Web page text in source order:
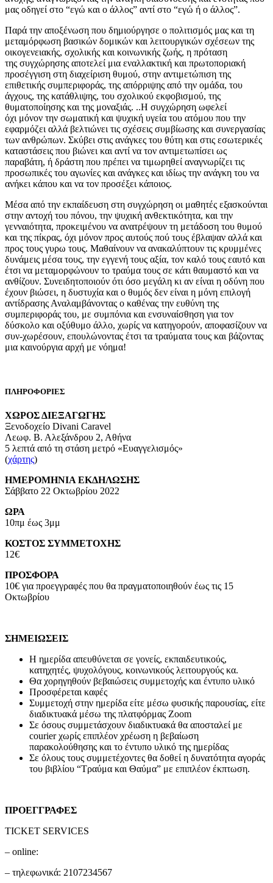
μας οδηγεί στο “εγώ και ο άλλος” αντί στο “εγώ ή ο άλλος”.
Παρά την αποξένωση που δημιούργησε ο πολιτισμός μας και τη
μεταμόρφωση βασικών δομικών και λειτουργικών σχέσεων της
οικογενειακής, σχολικής και κοινωνικής ζωής, η πρόταση
της συγχώρησης αποτελεί μια εναλλακτική και πρωτοποριακή
προσέγγιση στη διαχείριση θυμού, στην αντιμετώπιση της
επιθετικής συμπεριφοράς, της απόρριψης από την ομάδα, του
άγχους, της κατάθλιψης, του σχολικού εκφοβισμού, της
θυματοποίησης και της μοναξιάς. ..Η συγχώρηση ωφελεί
όχι μόνον την σωματική και ψυχική υγεία του ατόμου που την
εφαρμόζει αλλά βελτιώνει τις σχέσεις συμβίωσης και συνεργασίας
των ανθρώπων. Σκύβει στις ανάγκες του θύτη και στις εσωτερικές
καταστάσεις που βιώνει και αντί να τον αντιμετωπίσει ως
παραβάτη, ή δράστη που πρέπει να τιμωρηθεί αναγνωρίζει τις
προσωπικές του αγωνίες και ανάγκες και ιδίως την ανάγκη του να
ανήκει κάπου και να τον προσέξει κάποιος.
Μέσα από την εκπαίδευση στη συγχώρηση οι μαθητές εξασκούνται
στην αντοχή του πόνου, την ψυχική ανθεκτικότητα, και την
γενναιότητα, προκειμένου να ανατρέψουν τη μετάδοση του θυμού
και της πίκρας, όχι μόνον προς αυτούς πού τους έβλαψαν αλλά και
προς τους γυρω τους. Μαθαίνουν να ανακαλύπτουν τις κρυμμένες
δυνάμεις μέσα τους, την εγγενή τους αξία, τον καλό τους εαυτό και
έτσι να μεταμορφώνουν το τραύμα τους σε κάτι θαυμαστό και να
ανθίζουν. Συνειδητοποιούν ότι όσο μεγάλη κι αν είναι η οδύνη που
έχουν βιώσει, η δυστυχία και ο θυμός δεν είναι η μόνη επιλογή
αντίδρασης Αναλαμβάνοντας ο καθένας την ευθύνη της
συμπεριφοράς του, με συμπόνια και ενσυναίσθηση για τον
δύσκολο και οξύθυμο άλλο, χωρίς να κατηγορούν, αποφασίζουν να
συν-χωρέσουν, επουλώνοντας έτσι τα τραύματα τους και βάζοντας
μια καινούργια αρχή με νόημα!
ΠΛΗΡΟΦΟΡΙΕΣ
ΧΩΡΟΣ ΔΙΕΞΑΓΩΓΗΣ
Ξενοδοχείο Divani Caravel
Λεωφ. Β. Αλεξάνδρου 2, Αθήνα
5 λεπτά από τη στάση μετρό «Ευαγγελισμός»
(χάρτης)
ΗΜΕΡΟΜΗΝΙΑ ΕΚΔΗΛΩΣΗΣ
Σάββατο 22 Οκτωβρίου 2022
ΩΡΑ
10πμ έως 3μμ
ΚΟΣΤΟΣ ΣΥΜΜΕΤΟΧΗΣ
12€
ΠΡΟΣΦΟΡΑ
10€ για προεγγραφές που θα πραγματοποιηθούν έως τις 15
Οκτωβρίου
ΣΗΜΕΙΩΣΕΙΣ
Η ημερίδα απευθύνεται σε γονείς, εκπαιδευτικούς,
κατηχητές, ψυχολόγους, κοινωνικούς λειτουργούς κα.
Θα χορηγηθούν βεβαιώσεις συμμετοχής και έντυπο υλικό
Προσφέρεται καφές
Συμμετοχή στην ημερίδα είτε μέσω φυσικής παρουσίας, είτε
διαδικτυακά μέσω της πλατφόρμας Zoom
Σε όσους συμμετάσχουν διαδικτυακά θα αποσταλεί με
courier χωρίς επιπλέον χρέωση η βεβαίωση
παρακολούθησης και το έντυπο υλικό της ημερίδας
Σε όλους τους συμμετέχοντες θα δοθεί η δυνατότητα αγοράς
του βιβλίου “Τραύμα και Θαύμα” με επιπλέον έκπτωση.
ΠΡΟΕΓΓΡΑΦΕΣ
TICKET SERVICES
– online:
– τηλεφωνικά: 2107234567